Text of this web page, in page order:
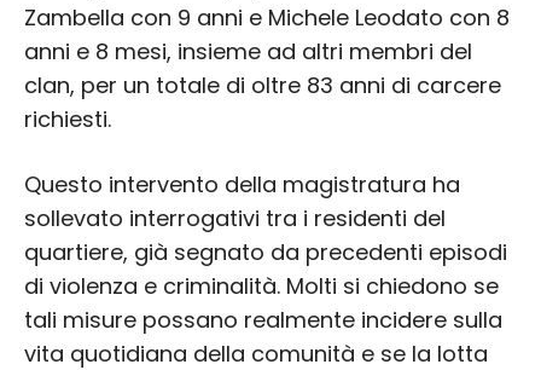
Zambella con 9 anni e Michele Leodato con 8
anni e 8 mesi, insieme ad altri membri del
clan, per un totale di oltre 83 anni di carcere
richiesti.
Questo intervento della magistratura ha
sollevato interrogativi tra i residenti del
quartiere, già segnato da precedenti episodi
di violenza e criminalità. Molti si chiedono se
tali misure possano realmente incidere sulla
vita quotidiana della comunità e se la lotta